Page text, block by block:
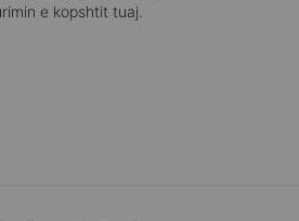
e kopshtit tuaj.